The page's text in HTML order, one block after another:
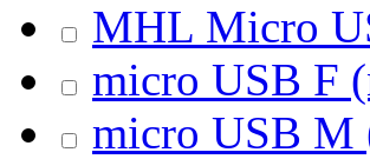
MHL Micro
micro USB F
micro USB M